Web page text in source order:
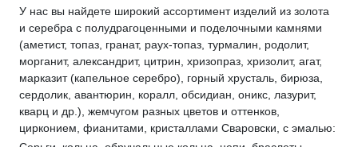
У нас вы найдете широкий ассортимент изделий из золота
и серебра с полудрагоценными и поделочными камнями
(аметист, топаз, гранат, раух-топаз, турмалин, родолит,
морганит, александрит, цитрин, хризопраз, хризолит, агат,
марказит (капельное серебро), горный хрусталь, бирюза,
сердолик, авантюрин, коралл, обсидиан, оникс, лазурит,
кварц и др.), жемчугом разных цветов и оттенков,
цирконием, фианитами, кристаллами Сваровски, с эмалью: